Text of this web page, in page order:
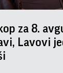
za 8.
Lavovi